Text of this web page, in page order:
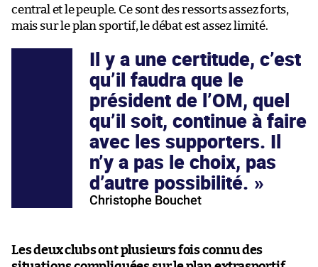
central et le peuple. Ce sont des ressorts assez forts,
mais sur le plan sportif, le débat est assez limité.
Il y a une certitude, c’est
qu’il faudra que le
président de l’OM, quel
qu’il soit, continue à faire
avec les supporters. Il
n’y a pas le choix, pas
d’autre possibilité.
Christophe Bouchet
Les deux clubs ont plusieurs fois connu des